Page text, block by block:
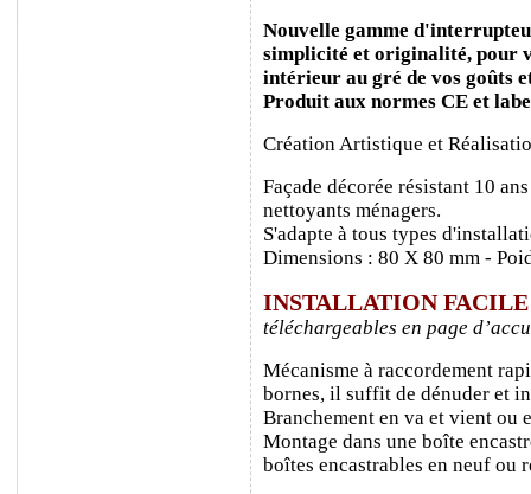
Nouvelle gamme
simplicité et originalité, pour
intérieur au gré de vos goûts
Produit aux normes CE et
Création Artistique et
Façade décorée résistant 10
nettoyants ménagers.
S'adapte à tous types
Dimensions : 80 X 80 mm -
INSTALLATION
téléchargeables en page
Mécanisme à raccordement
bornes, il suffit de dénuder et
Branchement en va et vient ou
Montage dans une boîte
boîtes encastrables en neuf ou